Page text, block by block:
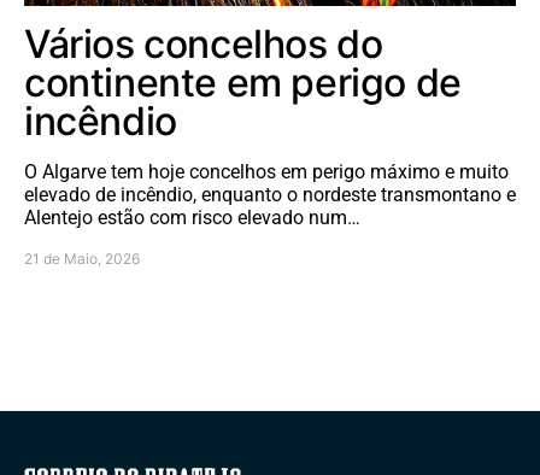
Vários concelhos do
continente em perigo de
incêndio
O Algarve tem hoje concelhos em perigo máximo e muito
elevado de incêndio, enquanto o nordeste transmontano e
Alentejo estão com risco elevado num…
21 de Maio, 2026